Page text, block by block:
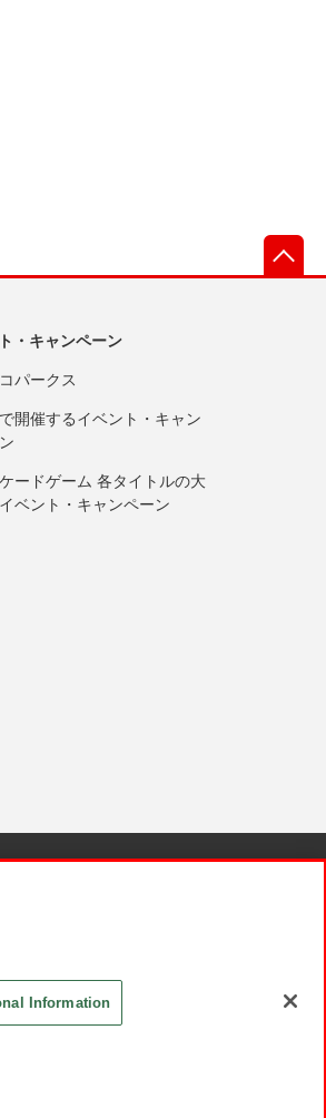
・キャンペーン
パークス
開催するイベント・キャン
ードゲーム 各タイトルの大
ベント・キャンペーン
Information